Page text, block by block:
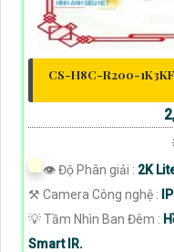
CS-H8C-R200-
👁 Độ Phân giải : 2K
⚒ Camera Công nghệ :
💡 Tầm Nhìn Ban Đêm :
Smart IR.